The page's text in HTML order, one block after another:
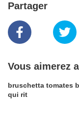
Partager
Vous aimerez
bruschetta tomates
qui rit